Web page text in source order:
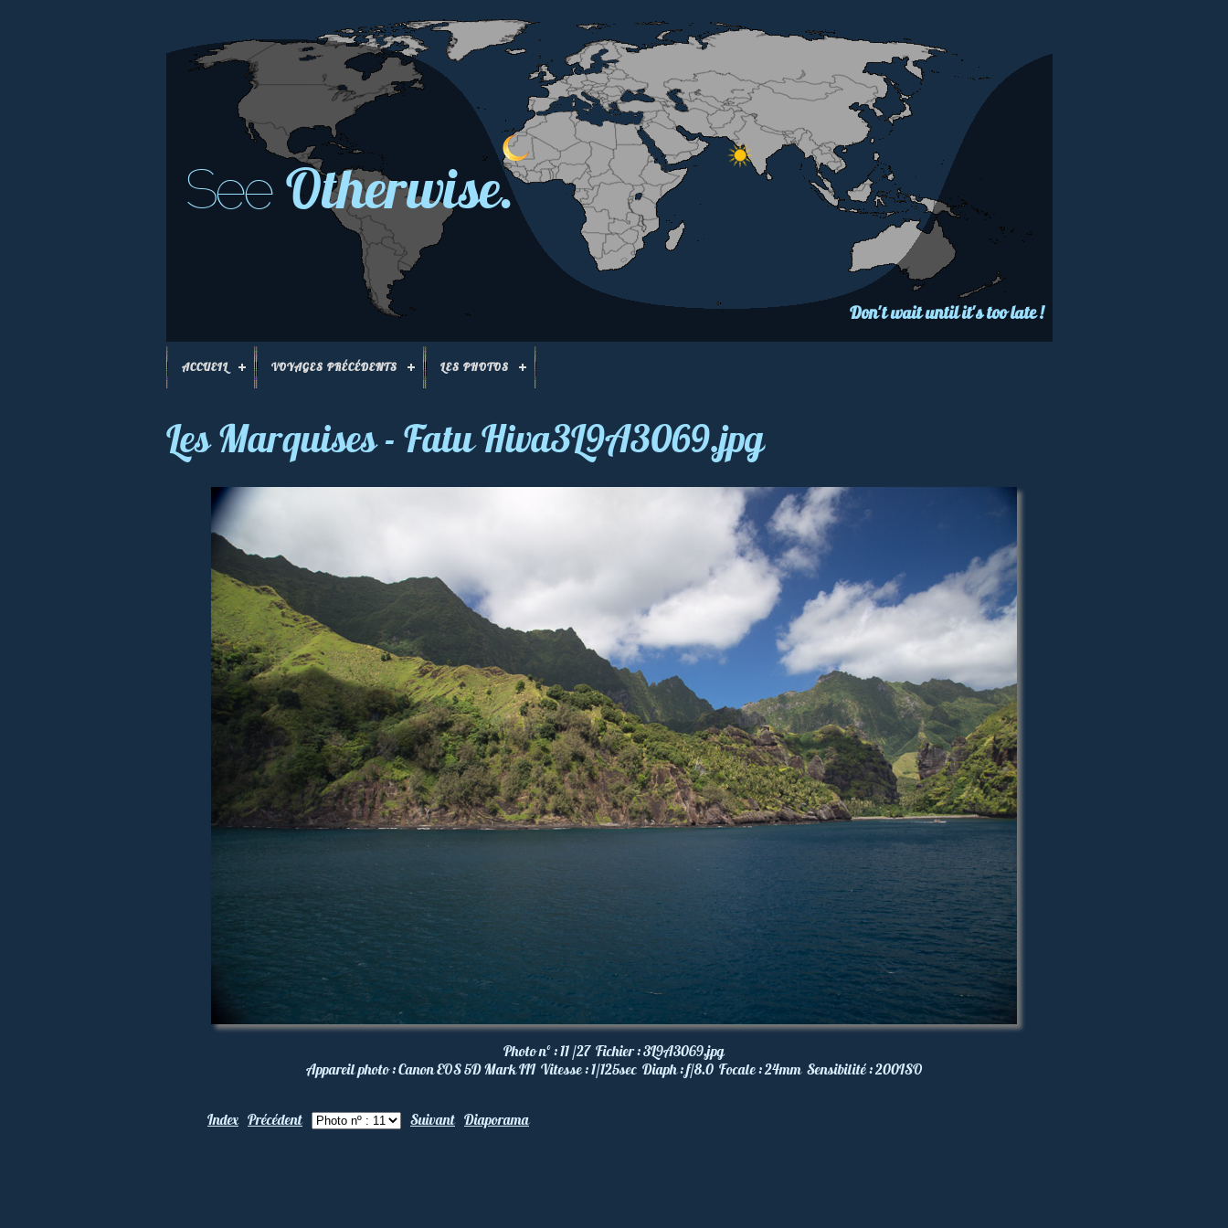
See Otherwise.
Don't wait until it's too late !
ACCUEIL VOYAGES PRÉCÉDENTS LES PHOTOS
Les Marquises - Fatu Hiva3L9A3069.jpg
Photo nº :11 /27 Fichier :3L9A3069.jpg
Appareil photo :Canon EOS 5D Mark III Vitesse :1/125sec Diaph :f/8.0 Focale :24mm Sensibilité :200ISO
Index Précédent Suivant Diaporama